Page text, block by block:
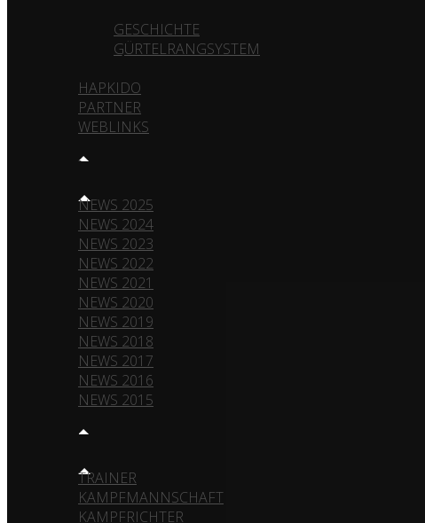
GESCHICHTE
GÜRTELRANGSYSTEM
HAPKIDO
PARTNER
WEBLINKS
NEWS
NEWS 2025
NEWS 2024
NEWS 2023
NEWS 2022
NEWS 2021
NEWS 2020
NEWS 2019
NEWS 2018
NEWS 2017
NEWS 2016
NEWS 2015
TEAM
TRAINER
KAMPFMANNSCHAFT
KAMPFRICHTER